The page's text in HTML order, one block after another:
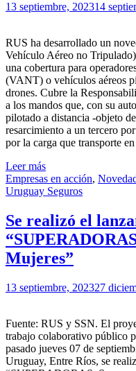
13 septiembre, 202314
RUS ha desarrollado un
Vehículo Aéreo no
una cobertura para
(VANT) o vehículos aéreos
drones. Cubre la
a los mandos que, con su
pilotado a distancia -objeto
resarcimiento a un tercero
por la carga que transporte
Leer más
Empresas en acción,
Uruguay Seguros
Se realizó el
Mujeres”
13 septiembre, 202327
Fuente: RUS y SSN. El
trabajo colaborativo público
pasado jueves 07 de
Uruguay, Entre Ríos, se